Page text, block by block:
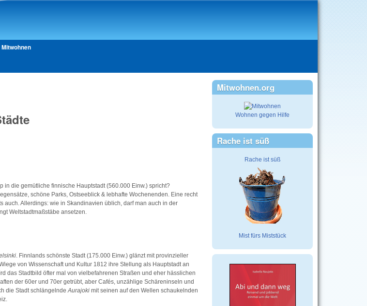
Mitwohnen
in die gemütliche finnische Hauptstadt (560.000 Einw.) spricht?
schöne Parks, Ostseeblick & lebhafte Wochenenden. Eine recht
auch. Allerdings: wie in Skandinavien üblich, darf man auch in der
Weltstadtmaßstäbe ansetzen.
. Finnlands schönste Stadt (175.000 Einw.) glänzt mit provinzieller
von Wissenschaft und Kultur 1812 ihre Stellung als Hauptstadt an
das Stadtbild öfter mal von vielbefahrenen Straßen und eher hässlichen
der 60er und 70er getrübt, aber Cafés, unzählige Schäreninseln und
die Stadt schlängelndeAurajoki mit seinen auf den Wellen schaukelnden
Mitwohnen.org
Wohnen gegen Hilfe
Rache ist süß
Rache ist süß
Mist fürs Miststück